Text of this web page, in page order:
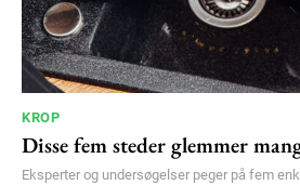
KROP
Disse fem steder glemmer
Eksperter og undersøgelser peger på fem